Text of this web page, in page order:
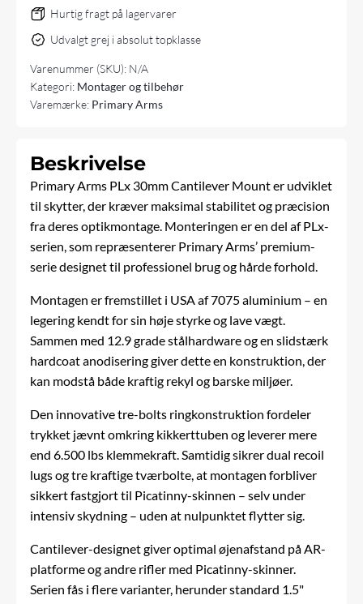
Hurtig fragt på lagervarer
Udvalgt grej i absolut topklasse
Varenummer (SKU): N/A
Kategori: Montager og tilbehør
Varemærke: Primary Arms
Beskrivelse
Primary Arms PLx 30mm Cantilever Mount er udviklet
til skytter, der kræver maksimal stabilitet og præcision
fra deres optikmontage. Monteringen er en del af PLx-
serien, som repræsenterer Primary Arms’ premium-
serie designet til professionel brug og hårde forhold.
Montagen er fremstillet i USA af 7075 aluminium – en
legering kendt for sin høje styrke og lave vægt.
Sammen med 12.9 grade stålhardware og en slidstærk
hardcoat anodisering giver dette en konstruktion, der
kan modstå både kraftig rekyl og barske miljøer.
Den innovative tre-bolts ringkonstruktion fordeler
trykket jævnt omkring kikkerttuben og leverer mere
end 6.500 lbs klemmekraft. Samtidig sikrer dual recoil
lugs og tre kraftige tværbolte, at montagen forbliver
sikkert fastgjort til Picatinny-skinnen – selv under
intensiv skydning – uden at nulpunktet flytter sig.
Cantilever-designet giver optimal øjenafstand på AR-
platforme og andre rifler med Picatinny-skinner.
Serien fås i flere varianter, herunder standard 1.5"